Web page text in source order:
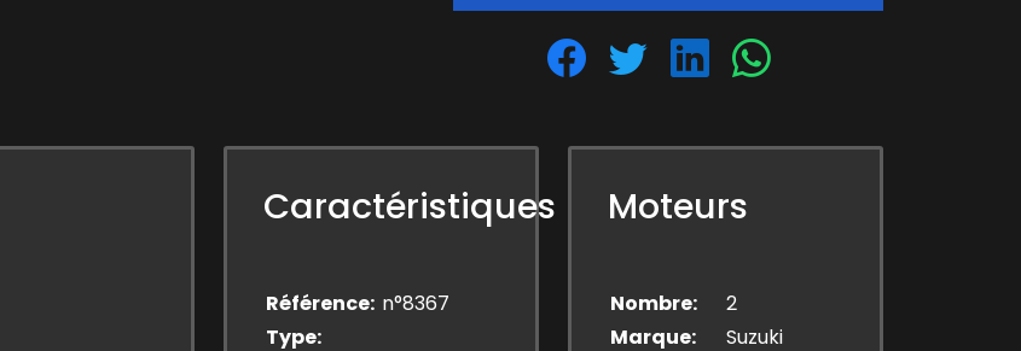
Caractéristiques
Référence n°8367
Type
Moteurs
Nombre
2
Marque
Suzuki